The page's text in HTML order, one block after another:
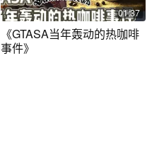
01:37
《GTASA当年轰动的热咖啡
事件》